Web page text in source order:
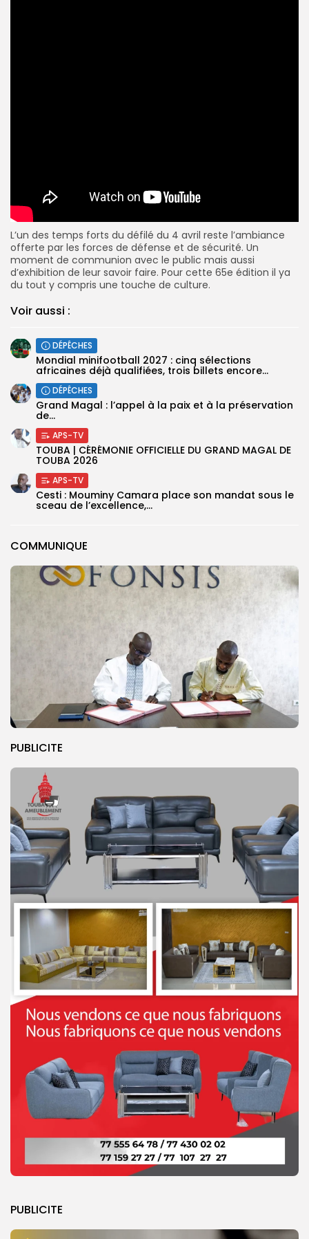
COMMUNIQUE
PUBLICITE
PUBLICITE
L’un des temps forts du défilé du 4 avril reste l’ambiance
offerte par les forces de défense et de sécurité. Un
moment de communion avec le public mais aussi
d’exhibition de leur savoir faire. Pour cette 65e édition il ya
du tout y compris une touche de culture.
Voir aussi :
DÉPÊCHES
‎Mondial minifootball 2027 : cinq sélections
africaines déjà qualifiées, trois billets encore...
DÉPÊCHES
Grand Magal : l’appel à la paix et à la préservation
de...
APS-TV
TOUBA | CÉRÉMONIE OFFICIELLE DU GRAND MAGAL DE
TOUBA 2026
APS-TV
Cesti : Mouminy Camara place son mandat sous le
sceau de l’excellence,...